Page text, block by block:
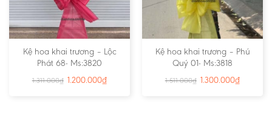
Kệ hoa khai trương – Lộc
Phát 68- Ms:3820
1.311.000₫ 1.200.000₫
Kệ hoa khai trương – Phú
Quý 01- Ms:3818
1.511.000₫ 1.300.000₫